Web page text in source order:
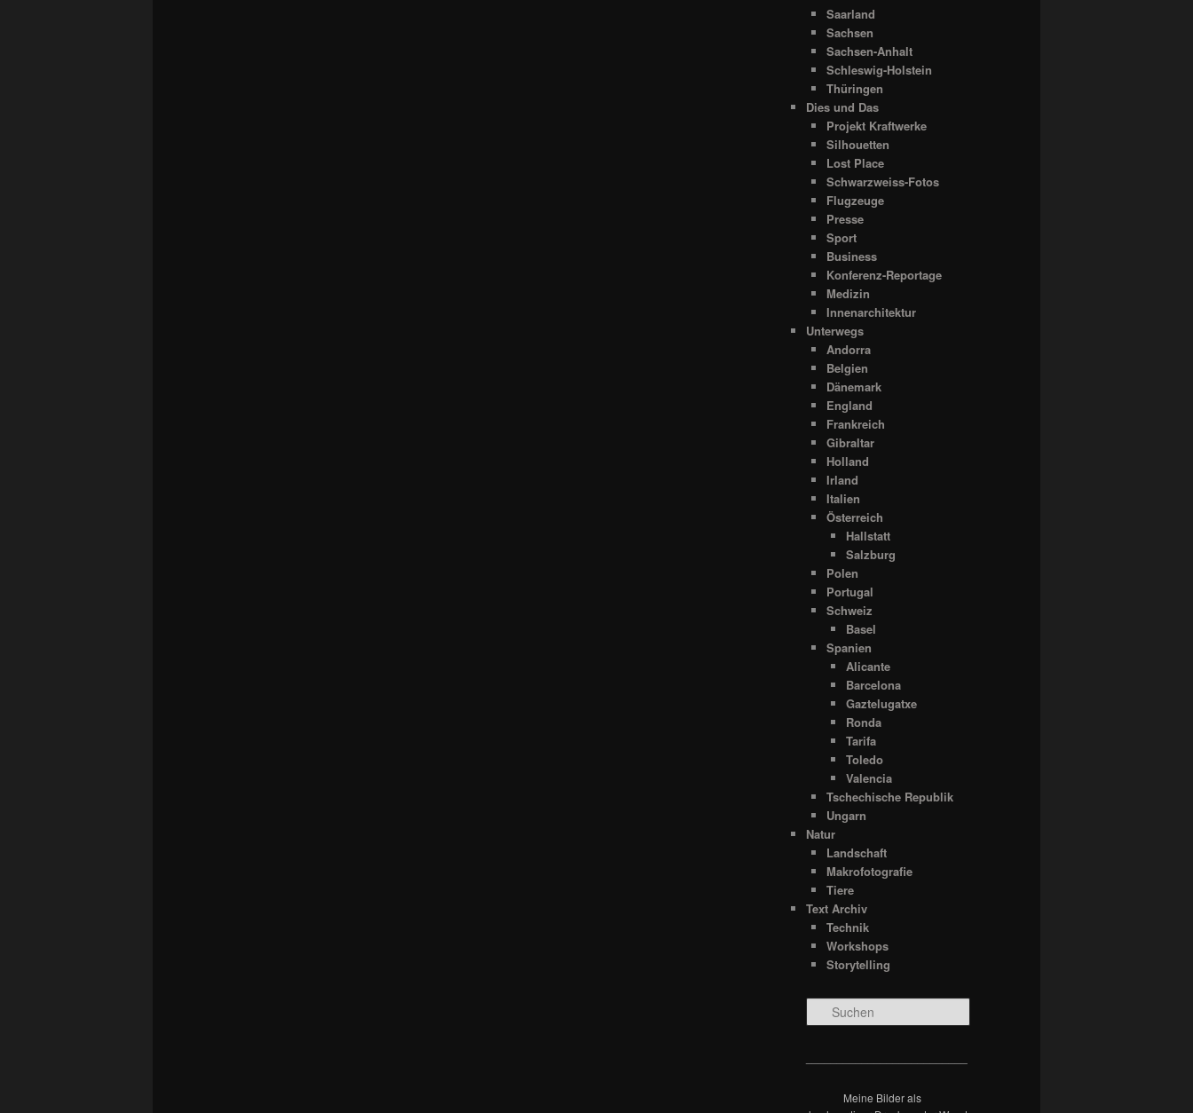
Saarland
Sachsen
Sachsen-Anhalt
Schleswig-Holstein
Thüringen
Dies und Das
Projekt Kraftwerke
Silhouetten
Lost Place
Schwarzweiss-Fotos
Flugzeuge
Presse
Sport
Business
Konferenz-Reportage
Medizin
Innenarchitektur
Unterwegs
Andorra
Belgien
Dänemark
England
Frankreich
Gibraltar
Holland
Irland
Italien
Österreich
Hallstatt
Salzburg
Polen
Portugal
Schweiz
Basel
Spanien
Alicante
Barcelona
Gaztelugatxe
Ronda
Tarifa
Toledo
Valencia
Tschechische Republik
Ungarn
Natur
Landschaft
Makrofotografie
Tiere
Text Archiv
Technik
Workshops
Storytelling
u
Meine Bilder als